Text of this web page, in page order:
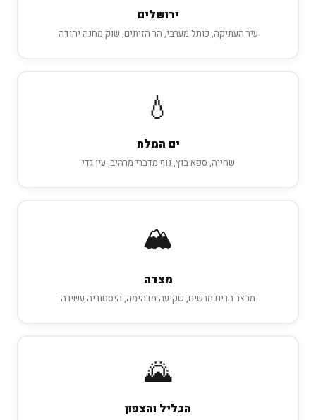
ירושלים
עיר העתיקה, כותל מערבי, הר הזיתים, שוק מחנה יהודה
💧
ים המלח
שחייה, ספא בוץ, נוף מדברי מרהיב, עין גדי
🏔️
מצדה
מבצר הרים מרשים, שקיעה מדהימה, היסטוריה עשירה
🌄
הגליל והצפון